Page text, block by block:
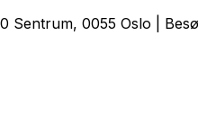
Sentrum, 0055 Oslo |